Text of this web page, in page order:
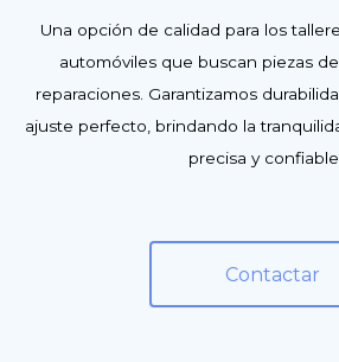
Una opción de calidad para los
automóviles que buscan piezas
reparaciones. Garantizamos
ajuste perfecto, brindando la
precisa y confiable.
Contactar